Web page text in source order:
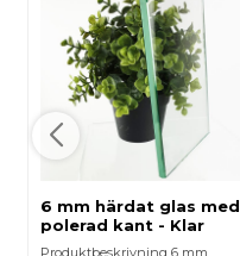
6 mm härdat glas med
polerad kant - Klar
Produktbeskrivning 6 mm